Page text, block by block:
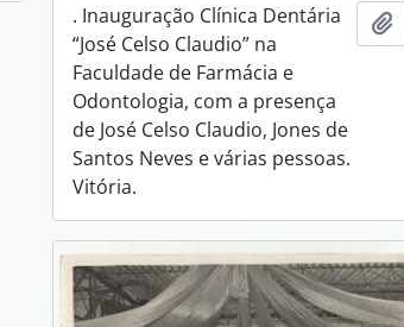
. Inauguração Clínica Dentária
“José Celso Claudio” na
Faculdade de Farmácia e
Odontologia, com a presença
de José Celso Claudio, Jones de
Santos Neves e várias pessoas.
Vitória.